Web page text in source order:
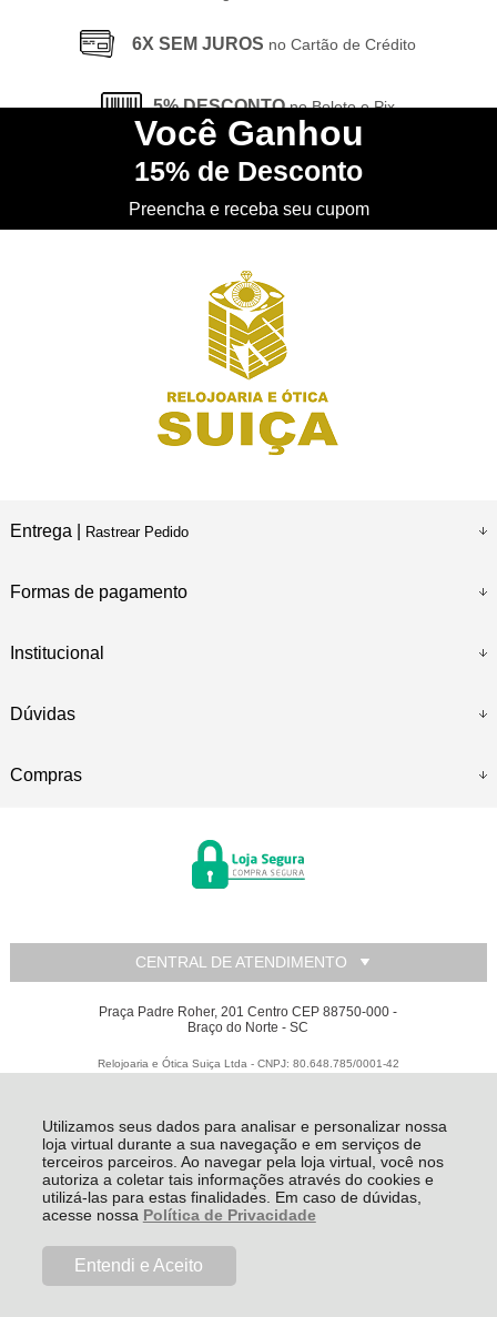
Utilizamos seus dados para analisar e personalizar nossa
loja virtual durante a sua navegação e em serviços de
terceiros parceiros. Ao navegar pela loja virtual, você nos
autoriza a coletar tais informações através do cookies e
utilizá-las para estas finalidades. Em caso de dúvidas,
acesse nossa Política de Privacidade
Entendi e Aceito
6X SEM JUROS no Cartão de Crédito
5% DESCONTO no Boleto e Pix
CONHEÇA nossa Loja Física
Você Ganhou
15% de Desconto
Preencha e receba seu cupom
Entrega | Rastrear Pedido
Formas de pagamento
Institucional
Dúvidas
Compras
CENTRAL DE ATENDIMENTO
Praça Padre Roher, 201 Centro CEP 88750-000 -
Braço do Norte - SC
Relojoaria e Ótica Suiça Ltda - CNPJ: 80.648.785/0001-42